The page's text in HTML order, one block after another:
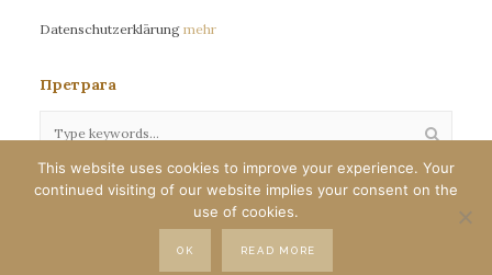
Datenschutzerklärung mehr
Претрага
Сва права задржана©eparhija-nemacka.com
Илустрације : Јелена Јефтић
This website uses cookies to improve your experience. Your
continued visiting of our website implies your consent on the
use of cookies.
OK READ MORE